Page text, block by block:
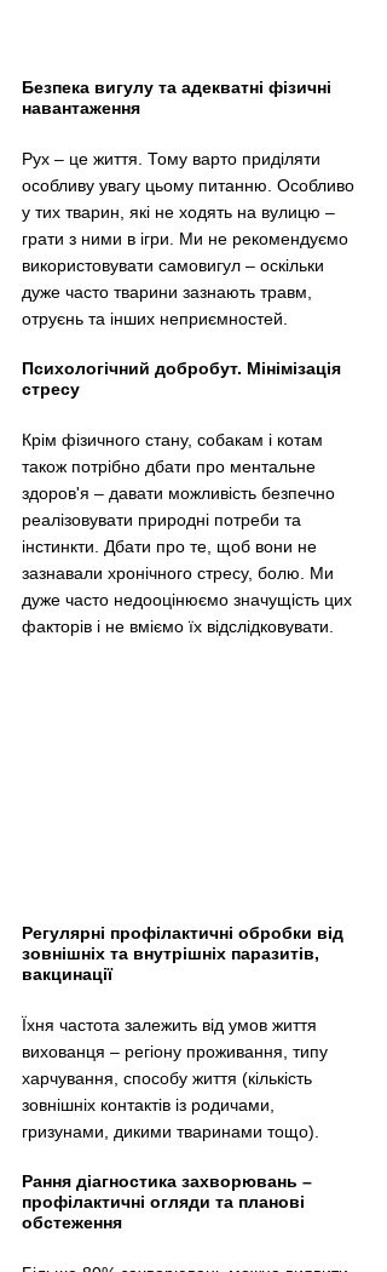
Безпека вигулу та адекватні фізичні
навантаження
Рух – це життя. Тому варто приділяти
особливу увагу цьому питанню. Особливо
у тих тварин, які не ходять на вулицю –
грати з ними в ігри. Ми не рекомендуємо
використовувати самовигул – оскільки
дуже часто тварини зазнають травм,
отруєнь та інших неприємностей.
Психологічний добробут. Мінімізація
стресу
Крім фізичного стану, собакам і котам
також потрібно дбати про ментальне
здоров'я – давати можливість безпечно
реалізовувати природні потреби та
інстинкти. Дбати про те, щоб вони не
зазнавали хронічного стресу, болю. Ми
дуже часто недооцінюємо значущість цих
факторів і не вміємо їх відслідковувати.
Регулярні профілактичні обробки від
зовнішніх та внутрішніх паразитів,
вакцинації
Їхня частота залежить від умов життя
вихованця – регіону проживання, типу
харчування, способу життя (кількість
зовнішніх контактів із родичами,
гризунами, дикими тваринами тощо).
Рання діагностика захворювань –
профілактичні огляди та планові
обстеження